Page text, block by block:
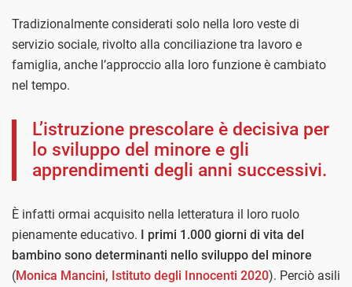
Tradizionalmente considerati solo nella loro veste di
servizio sociale, rivolto alla conciliazione tra lavoro e
famiglia, anche l’approccio alla loro funzione è cambiato
nel tempo.
L’istruzione prescolare è decisiva per
lo sviluppo del minore e gli
apprendimenti degli anni successivi.
È infatti ormai acquisito nella letteratura il loro ruolo
pienamente educativo. I primi 1.000 giorni di vita del
bambino sono determinanti nello sviluppo del minore
(Monica Mancini, Istituto degli Innocenti 2020). Perciò asili